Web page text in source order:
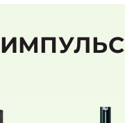
ИМПУЛЬС